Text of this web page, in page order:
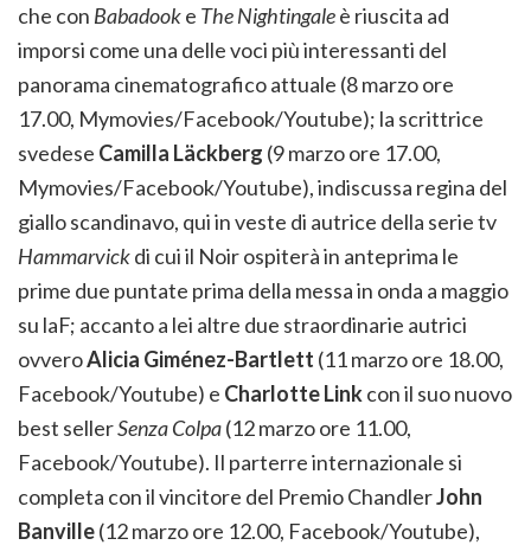
che con Babadooke The Nightingaleè riuscita ad
imporsi come una delle voci più interessanti del
panorama cinematografico attuale (8 marzo ore
17.00, Mymovies/Facebook/Youtube); la scrittrice
svedese Camilla Läckberg (9 marzo ore 17.00,
Mymovies/Facebook/Youtube), indiscussa regina del
giallo scandinavo, qui in veste di autrice della serie tv
Hammarvickdi cui il Noir ospiterà in anteprima le
prime due puntate prima della messa in onda a maggio
su laF; accanto a lei altre due straordinarie autrici
ovveroAlicia Giménez-Bartlett (11 marzo ore 18.00,
Facebook/Youtube) e Charlotte Linkcon il suo nuovo
best sellerSenza Colpa(12 marzo ore 11.00,
Facebook/Youtube). Il parterre internazionale si
completa con il vincitore del Premio ChandlerJohn
Banville(12 marzo ore 12.00, Facebook/Youtube),